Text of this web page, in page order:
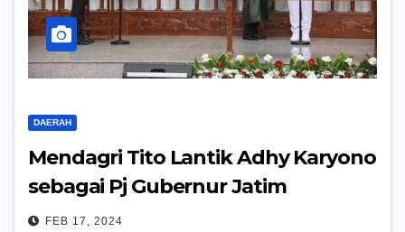
DAERAH
Mendagri Tito Lantik Adhy Karyono
sebagai Pj Gubernur Jatim
FEB 17, 2024